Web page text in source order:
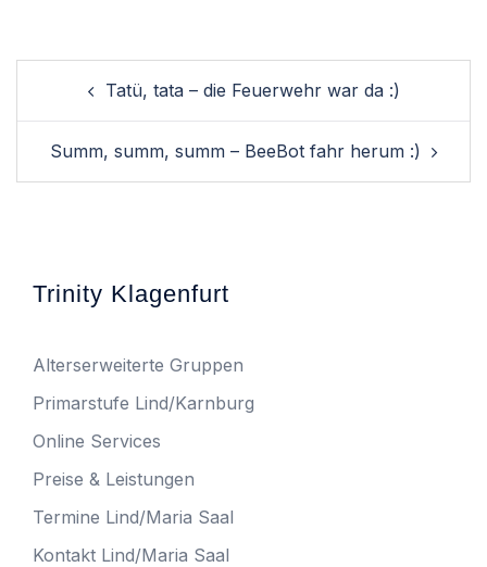
Tatü, tata – die Feuerwehr war da :)
Summ, summ, summ – BeeBot fahr herum :)
Trinity Klagenfurt
Alterserweiterte Gruppen
Primarstufe Lind/Karnburg
Online Services
Preise & Leistungen
Termine Lind/Maria Saal
Kontakt Lind/Maria Saal